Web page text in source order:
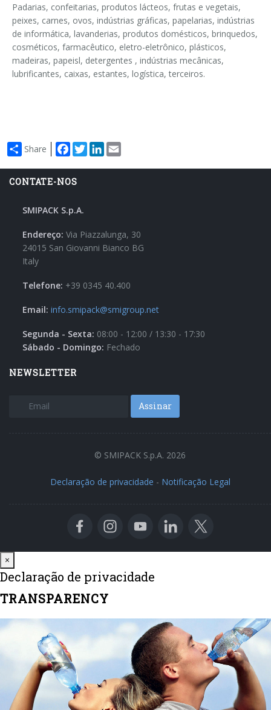
Padarias, confeitarias, produtos lácteos, frutas e vegetais,
peixes, carnes, ovos, indústrias gráficas, papelarias, indústrias
de informática, lavanderias, produtos domésticos, brinquedos,
cosméticos, farmacêutico, eletro-eletrônico, plásticos,
madeiras, papeisl, detergentes , indústrias mecânicas,
lubrificantes, caixas, estantes, logística, terceiros.
Share Facebook
TwitterLinkedIn
CONTATE-NOS
SMIPACK S.p.A.
Endereço: Via Piazzalunga, 30
24015 San Giovanni Bianco BG
Italy
Telefone: +39 0345 40.400
Email: info.smipack@smigroup.net
Segunda - Sexta: 08:00 - 12:00 / 13:30 - 17:30
Sábado - Domingo: Fechado
NEWSLETTER
Assinar
© SMIPACK S.p.A. 2026
Declaração de privacidade - Notificação Legal
×
Declaração de privacidade
TRANSPARENCY